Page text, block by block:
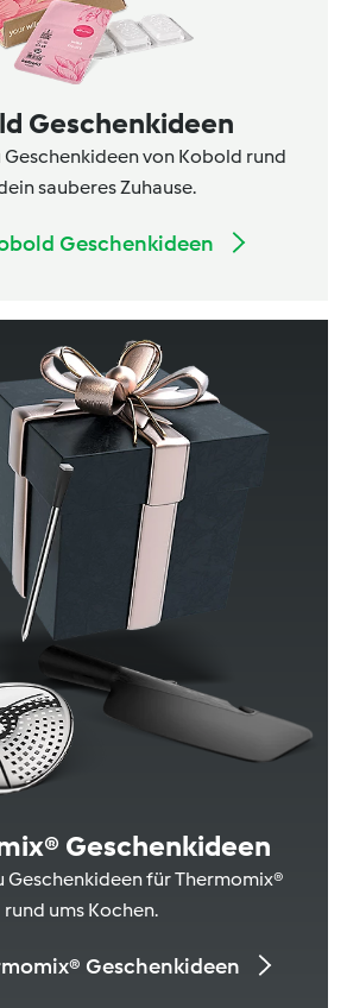
Geschenkideen
von Kobold rund
sauberes Zuhause.
Geschenkideen
Geschenkideen
Geschenkideen für Thermomix®
rund ums Kochen.
Geschenkideen